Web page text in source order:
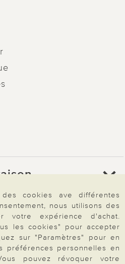
cookies ave différentes
nous utilisons des
votre expérience d'achat.
les cookies" pour accepter
sur "Paramètres" pour en
préférences personnelles en
pouvez révoquer votre